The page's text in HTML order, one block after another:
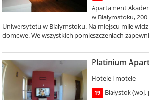
Apartament
w Białymstoku,
Uniwersytetu w Białymstoku. Na miejscu mile
domowe. We wszystkich pomieszczeniach
Platinium
Hotele i motele
19
Białystok (woj.